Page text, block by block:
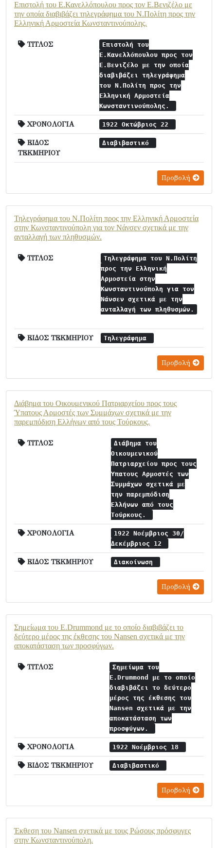
Επιστολή του Ε.Κανελλόπουλου προς τον Ε.Βενιζέλο με
την οποία διαβιβάζει τηλεγράφημα του Ν.Πολίτη προς την
Ελληνική Αρμοστεία Κωνσταντινούπολης.
ΤΙΤΛΟΣ
Επιστολή του
Ε.Κανελλόπουλου προς τον
Ε.Βενιζέλο με την οποία
διαβιβάζει τηλεγράφημα
του Ν.Πολίτη προς την
Ελληνική Αρμοστεία
Κωνσταντινούπολης.
ΧΡΟΝΟΛΟΓΙΑ 1922 Οκτώβριος 22
ΕΙΔΟΣ
ΤΕΚΜΗΡΙΟΥ
Διαβιβαστικό
Προβολή
Τηλεγράφημα του Ν.Πολίτη προς την Ελληνική Αρμοστεία
στην Κωνσταντινούπολη για τον Νάνσεν σχετικά με την
ανταλλαγή των πληθυσμών.
ΤΙΤΛΟΣ
Τηλεγράφημα του Ν.Πολίτη
προς την Ελληνική
Αρμοστεία στην
Κωνσταντινούπολη για τον
Νάνσεν σχετικά με την
ανταλλαγή των πληθυσμών.
ΕΙΔΟΣ ΤΕΚΜΗΡΙΟΥ Τηλεγράφημα
Προβολή
Διάβημα του Οικουμενικού Πατριαρχείου προς τους
Ύπατους Αρμοστές των Συμμάχων σχετικά με την
παρεμπόδιση Ελλήνων από τους Τούρκους.
ΤΙΤΛΟΣ
Διάβημα του
Οικουμενικού
Πατριαρχείου προς τους
Ύπατους Αρμοστές των
Συμμάχων σχετικά με
την παρεμπόδιση
Ελλήνων από τους
Τούρκους.
ΧΡΟΝΟΛΟΓΙΑ
1922 Νοέμβριος 30/
Δεκέμβριος 12
ΕΙΔΟΣ ΤΕΚΜΗΡΙΟΥ Διακοίνωση
Προβολή
Σημείωμα του E.Drummond με το οποίο διαβιβάζει το
δεύτερο μέρος της έκθεσης του Nansen σχετικά με την
αποκατάσταση των προσφύγων.
ΤΙΤΛΟΣ
Σημείωμα του
E.Drummond με το οποίο
διαβιβάζει το δεύτερο
μέρος της έκθεσης του
Nansen σχετικά με την
αποκατάσταση των
προσφύγων.
ΧΡΟΝΟΛΟΓΙΑ 1922 Νοέμβριος 18
ΕΙΔΟΣ ΤΕΚΜΗΡΙΟΥ Διαβιβαστικό
Προβολή
Έκθεση του Nansen σχετικά με τους Ρώσους πρόσφυγες
στην Κωνσταντινούπολη.